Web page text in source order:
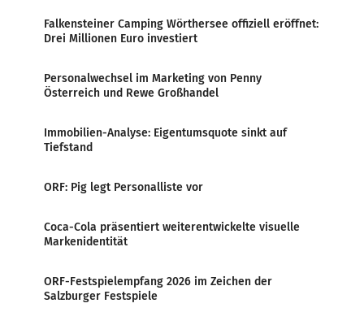
Falkensteiner Camping Wörthersee offiziell eröffnet:
Drei Millionen Euro investiert
Personalwechsel im Marketing von Penny
Österreich und Rewe Großhandel
Immobilien-Analyse: Eigentumsquote sinkt auf
Tiefstand
ORF: Pig legt Personalliste vor
Coca-Cola präsentiert weiterentwickelte visuelle
Markenidentität
ORF-Festspielempfang 2026 im Zeichen der
Salzburger Festspiele